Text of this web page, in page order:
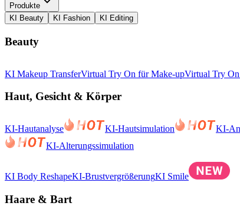
Produkte
KI Beauty
KI Fashion KI Editing
Beauty
KI Makeup TransferVirtual Try On für Make-upVirtual Try
Haut, Gesicht & Körper
KI-Hautanalyse KI-Hautsimulation KI-
KI-Alterungssimulation
KI Body ReshapeKI-BrustvergrößerungKI Smile
Haare & Bart